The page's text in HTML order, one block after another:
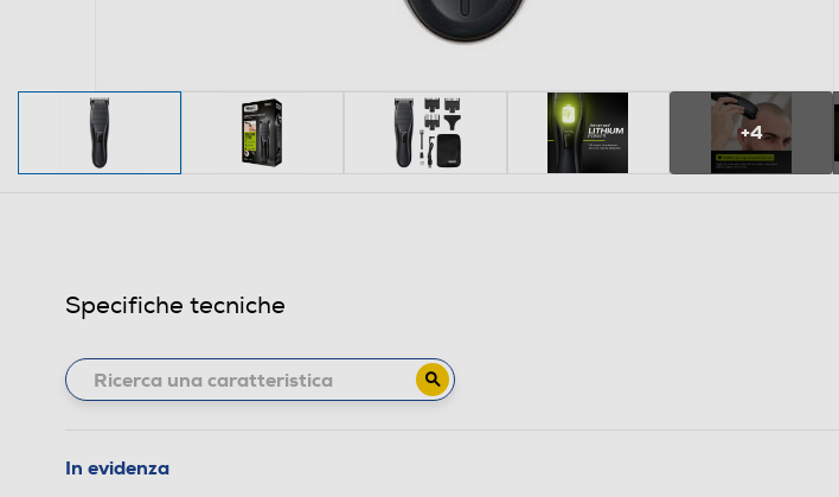
+4
Specifiche tecniche
In evidenza